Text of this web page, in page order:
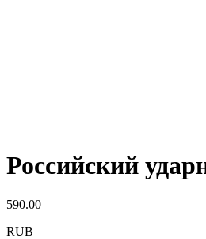
Российский
590.00
RUB